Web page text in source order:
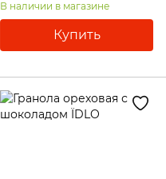
В наличии в магазине
Купить